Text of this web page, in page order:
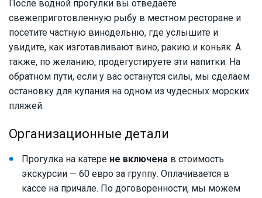
После водной прогулки вы отведаете
свежеприготовленную рыбу в местном ресторане и
посетите частную винодельню, где услышите и
увидите, как изготавливают вино, ракию и коньяк. А
также, по желанию, продегустируете эти напитки. На
обратном пути, если у вас останутся силы, мы сделаем
остановку для купания на одном из чудесных морских
пляжей.
Организационные детали
Прогулка на катере не включена в стоимость
экскурсии — 60 евро за группу. Оплачивается в
кассе на причале. По договоренности, мы можем